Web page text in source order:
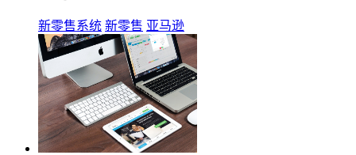
新零售系统 新零售 亚马逊